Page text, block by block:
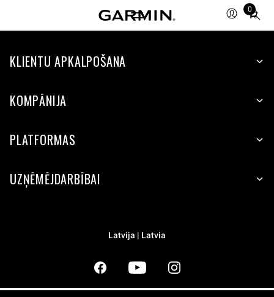
0
Total
items
cart:
KLIENTU APKALPOŠANA
KOMPĀNIJA
PLATFORMAS
UZŅĒMĒJDARBĪBAI
Latvija | Latvia